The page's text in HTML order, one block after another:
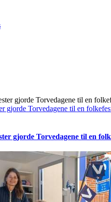
gjorde Torvedagene til en
gjorde Torvedagene til en